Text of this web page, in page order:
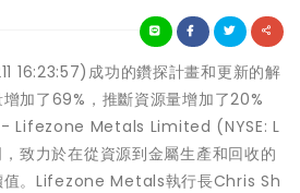
16:23:57)成功的鑽探計畫和更新的解
加了69%，推斷資源量增加了20%
Lifezone Metals Limited (NYSE: L
致力於在從資源到金屬生產和回收的
值。Lifezone Metals執行長Chris Sh